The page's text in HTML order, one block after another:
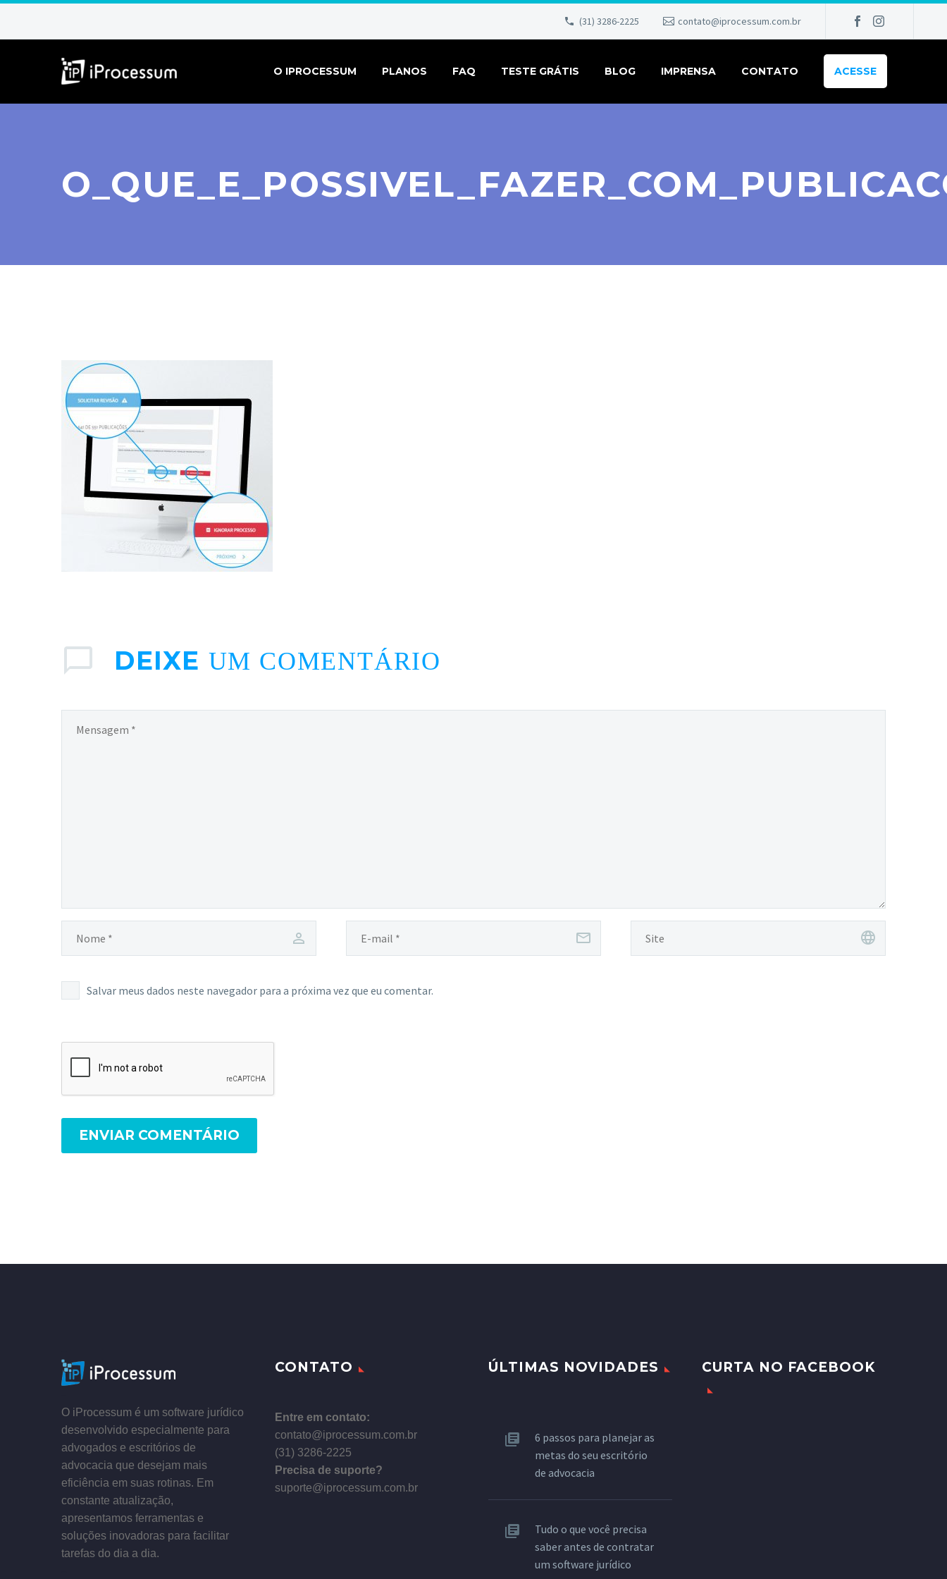
(31) 3286-2225 contato@iprocessum.com.br
O IPROCESSUM PLANOS FAQ TESTE GRÁTIS BLOG IMPRENSA CONTATO ACESSE
DEIXE UM COMENTÁRIO
Salvar meus dados neste navegador para a próxima vez que eu comentar.
ENVIAR COMENTÁRIO
O iProcessum é um software jurídico
desenvolvido especialmente para
advogados e escritórios de
advocacia que desejam mais
eficiência em suas rotinas. Em
constante atualização,
apresentamos ferramentas e
soluções inovadoras para facilitar
tarefas do dia a dia.
CONTATO
Entre em contato:
contato@iprocessum.com.br
(31) 3286-2225
Precisa de suporte?
suporte@iprocessum.com.br
ÚLTIMAS NOVIDADES
6 passos para planejar as
metas do seu escritório
de advocacia
Tudo o que você precisa
saber antes de contratar
um software jurídico
CURTA NO FACEBOOK